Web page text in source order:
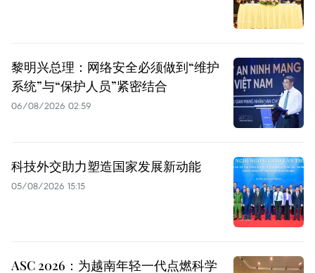
黎明兴总理：网络安全必须做到“维护
系统”与“保护人员”紧密结合
06/08/2026 02:59
科技外交助力塑造国家发展新动能
05/08/2026 15:15
ASC 2026：为越南年轻一代点燃科学